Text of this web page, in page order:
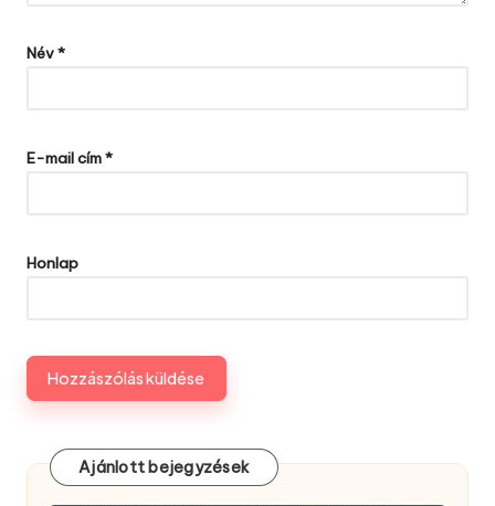
Név*
E-mail cím*
Honlap
Ajánlott bejegyzések